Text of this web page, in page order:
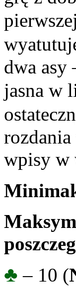
dwa asy
jasna w
wpisy w
♣ – 10 (